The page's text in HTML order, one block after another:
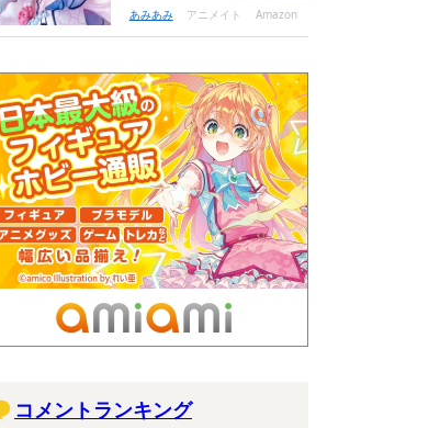
あみあみ アニメイト Amazon
コメントランキング